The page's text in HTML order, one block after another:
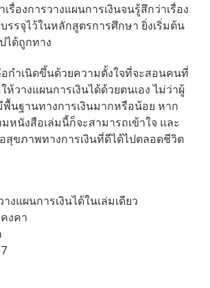
รื่องการวางแผนการเงินจนรู้สึกว่าเรื่อง
รรจุไว้ในหลักสูตรการศึกษา ยิ่งเริ่มต้น
ได้ถูกทาง
กำเนิดขึ้นด้วยความตั้งใจที่จะสอนคนที่
ห้วางแผนการเงินได้ด้วยตนเอง ไม่ว่าผู้
พื้นฐานทางการเงินมากหรือน้อย หาก
มหนังสือเล่มนี้ก็จะสามารถเข้าใจ และ
สุขภาพทางการเงินที่ดีได้ไปตลอดชีวิต
างแผนการเงินได้ในเล่มเดียว
งคา